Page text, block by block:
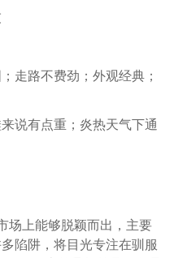
走路不费劲；外观经典；
说有点重；炎热天气下通
场上能够脱颖而出，主要
陷阱，将目光专注在驯服